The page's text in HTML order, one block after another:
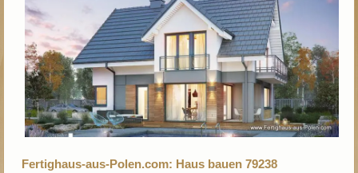
Fertighaus-aus-Polen.com: Haus bauen 79238